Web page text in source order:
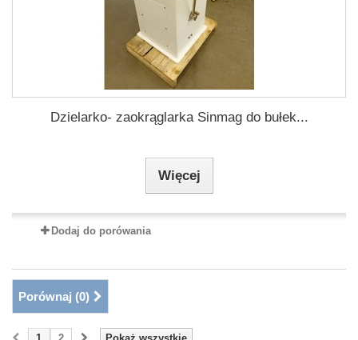
Dzielarko- zaokrąglarka Sinmag do bułek...
Więcej
Dodaj do porówania
Porównaj (0)